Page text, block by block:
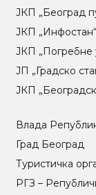
ЈКП „Београд
ЈКП „Инфостан“
ЈКП „Погребне
ЈП „Градско
ЈКП
Влада
Град Београд
Туристичка
РГЗ –